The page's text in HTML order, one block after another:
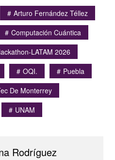
Arturo Fernández Téllez
Computación Cuántica
LATAM 2026
OQI.
Puebla
De Monterrey
UNAM
Rodríguez